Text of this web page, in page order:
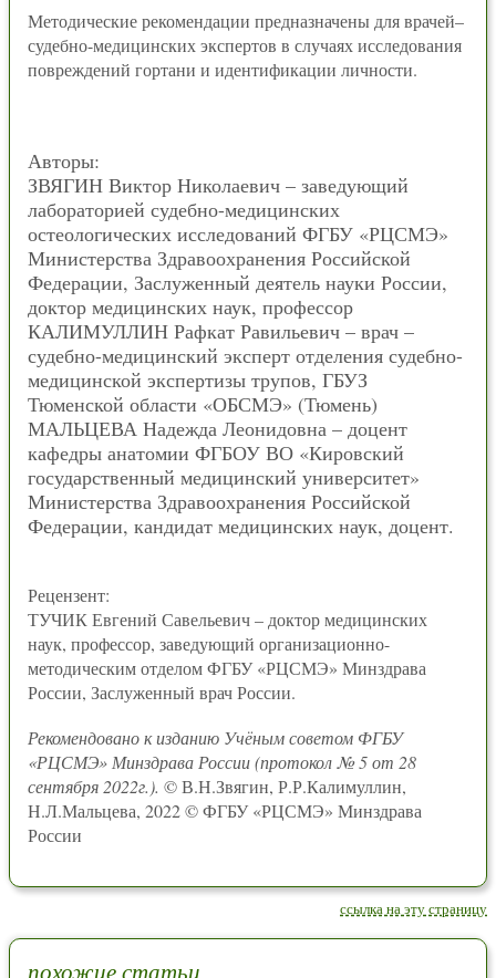
Методические рекомендации предназначены для врачей–
судебно-медицинских экспертов в случаях исследования
повреждений гортани и идентификации личности.
Авторы:
ЗВЯГИН Виктор Николаевич – заведующий
лабораторией судебно-медицинских
остеологических исследований ФГБУ «РЦСМЭ»
Министерства Здравоохранения Российской
Федерации, Заслуженный деятель науки России,
доктор медицинских наук, профессор
КАЛИМУЛЛИН Рафкат Равильевич – врач –
судебно-медицинский эксперт отделения судебно-
медицинской экспертизы трупов, ГБУЗ
Тюменской области «ОБСМЭ» (Тюмень)
МАЛЬЦЕВА Надежда Леонидовна – доцент
кафедры анатомии ФГБОУ ВО «Кировский
государственный медицинский университет»
Министерства Здравоохранения Российской
Федерации, кандидат медицинских наук, доцент.
Рецензент:
ТУЧИК Евгений Савельевич – доктор медицинских
наук, профессор, заведующий организационно-
методическим отделом ФГБУ «РЦСМЭ» Минздрава
России, Заслуженный врач России.
Рекомендовано к изданию Учёным советом ФГБУ
«РЦСМЭ» Минздрава России (протокол № 5 от 28
сентября 2022г.). © В.Н.Звягин, Р.Р.Калимуллин,
Н.Л.Мальцева, 2022 © ФГБУ «РЦСМЭ» Минздрава
России
ссылка на эту страницу
похожие статьи